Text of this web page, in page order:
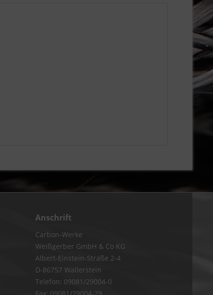
Anschrift
Carbon-Werke
Weißgerber GmbH & Co KG
Albert-Einstein-Straße 2-4
D-86757 Wallerstein
Telefon: 09081/29004-0